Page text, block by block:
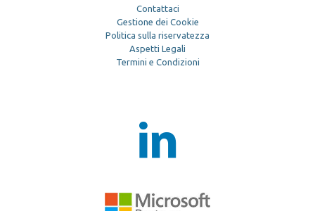
Contattaci
Gestione dei Cookie
Politica sulla riservatezza
Aspetti Legali
Termini e Condizioni